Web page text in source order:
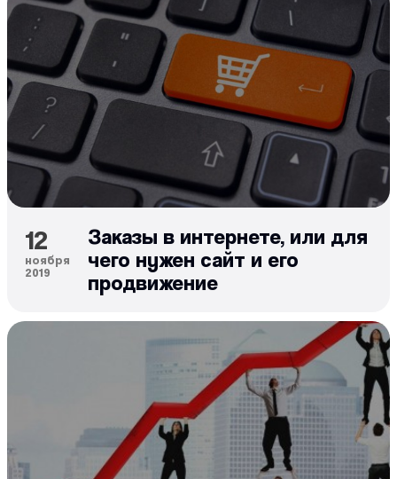
12
ноября
2019
Заказы в интернете, или для
чего нужен сайт и его
продвижение